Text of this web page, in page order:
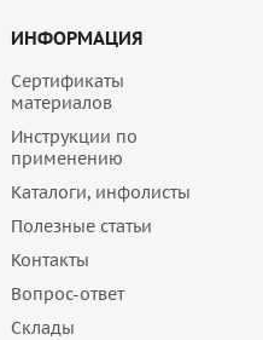
ИНФОРМАЦИЯ
Сертификаты
материалов
Инструкции по
применению
Каталоги, инфолисты
Полезные статьи
Контакты
Вопрос-ответ
Склады